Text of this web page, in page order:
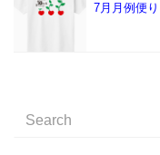
7月月例便り